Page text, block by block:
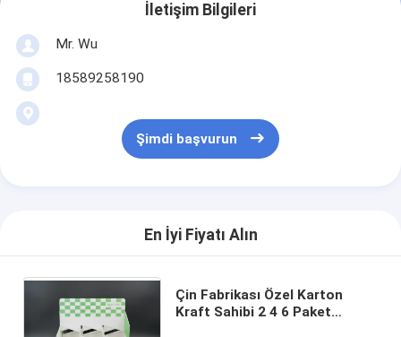
İletişim Bilgileri
Mr. Wu
18589258190
Şimdi başvurun
En İyi Fiyatı Alın
Çin Fabrikası Özel Karton
Kraft Sahibi 2 4 6 Paket